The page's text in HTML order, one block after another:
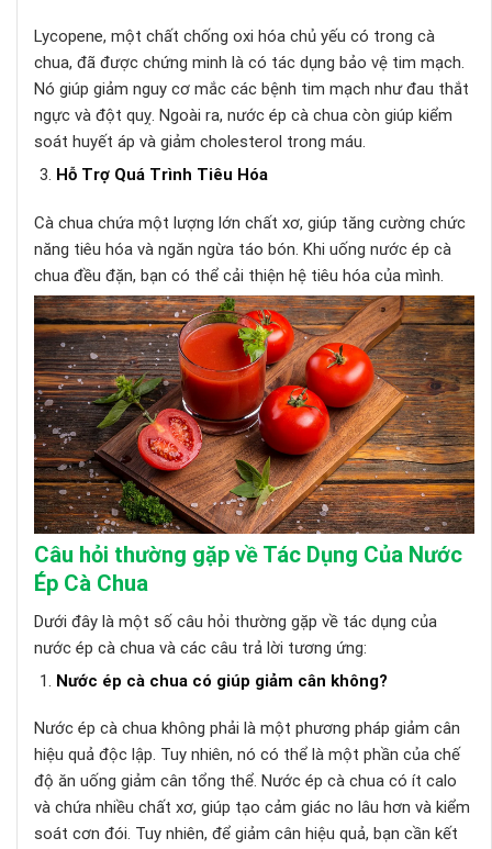
Lycopene, một chất chống oxi hóa chủ yếu có trong cà
chua, đã được chứng minh là có tác dụng bảo vệ tim mạch.
Nó giúp giảm nguy cơ mắc các bệnh tim mạch như đau thắt
ngực và đột quỵ. Ngoài ra, nước ép cà chua còn giúp kiểm
soát huyết áp và giảm cholesterol trong máu.
Hỗ Trợ Quá Trình Tiêu Hóa
Cà chua chứa một lượng lớn chất xơ, giúp tăng cường chức
năng tiêu hóa và ngăn ngừa táo bón. Khi uống nước ép cà
chua đều đặn, bạn có thể cải thiện hệ tiêu hóa của mình.
Câu hỏi thường gặp về Tác Dụng Của Nước
Ép Cà Chua
Dưới đây là một số câu hỏi thường gặp về tác dụng của
nước ép cà chua và các câu trả lời tương ứng:
Nước ép cà chua có giúp giảm cân không?
Nước ép cà chua không phải là một phương pháp giảm cân
hiệu quả độc lập. Tuy nhiên, nó có thể là một phần của chế
độ ăn uống giảm cân tổng thể. Nước ép cà chua có ít calo
và chứa nhiều chất xơ, giúp tạo cảm giác no lâu hơn và kiểm
soát cơn đói. Tuy nhiên, để giảm cân hiệu quả, bạn cần kết